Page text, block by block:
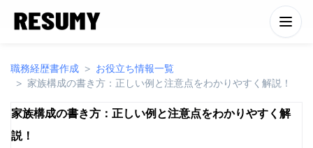
職務経歴書作成
お役立ち情報一覧
家族構成の書き方：正しい例と注意点をわかりやすく解説！
家族構成の書き方：正しい例と注意点をわかりやすく解
説！